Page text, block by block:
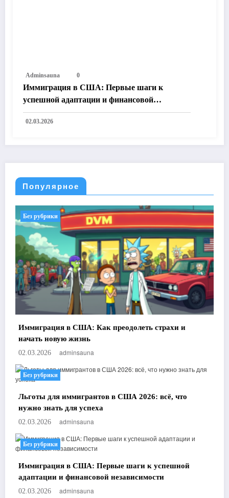
Adminsauna 0
Иммиграция в США: Первые шаги к
успешной адаптации и финансовой
независимости
02.03.2026
Популярное
Без рубрики
Иммиграция в США: Как преодолеть страхи и
начать новую жизнь
02.03.2026 adminsauna
Без рубрики
Льготы для иммигрантов в США 2026: всё, что
нужно знать для успеха
02.03.2026 adminsauna
Без рубрики
Иммиграция в США: Первые шаги к успешной
адаптации и финансовой независимости
02.03.2026 adminsauna